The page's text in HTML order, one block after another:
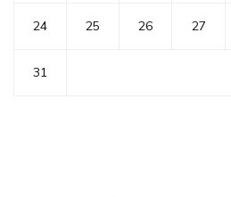
24 25 26 27
31